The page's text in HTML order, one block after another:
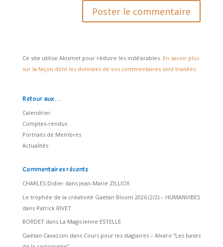
Ce site utilise Akismet pour réduire les indésirables. En savoir plus
sur la façon dont les données de vos commentaires sont traitées.
Retour aux…
Calendrier
Comptes-rendus
Portraits de Membres
Actualités
Commentaires récents
CHARLES Didierdans Jean-Marie ZILLIOX
Le trophée de la créativité Gaëtan Bloom 2026 (2/2) – HUMANVIBES
dans Patrick RIVET
BORDETdans La Magicienne ESTELLE
Gaëtan Cavazzini dans Cours pour les stagiaires – Alvaro “Les bases